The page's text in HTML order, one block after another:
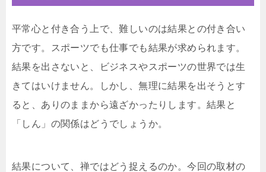
平常心と付き合う上で、難しいのは結果との付き合い
方です。スポーツでも仕事でも結果が求められます。
結果を出さないと、ビジネスやスポーツの世界では生
きてはいけません。しかし、無理に結果を出そうとす
ると、ありのままから遠ざかったりします。結果と
「しん」の関係はどうでしょうか。
結果について、禅ではどう捉えるのか。今回の取材の